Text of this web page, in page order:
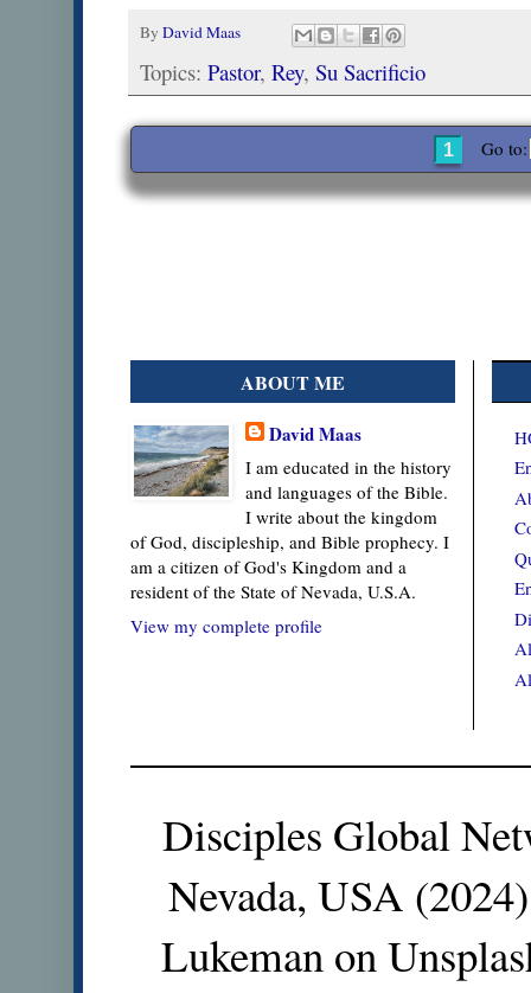
By David Maas
Topics: Pastor, Rey, Su Sacrificio
1 Go to:
ABOUT ME
David Maas
I am educated in the history
and languages of the Bible.
I write about the kingdom
of God, discipleship, and Bible prophecy. I
am a citizen of God's Kingdom and a
resident of the State of Nevada, U.S.A.
View my complete profile
Disciples Global
Nevada, USA
Lukeman on